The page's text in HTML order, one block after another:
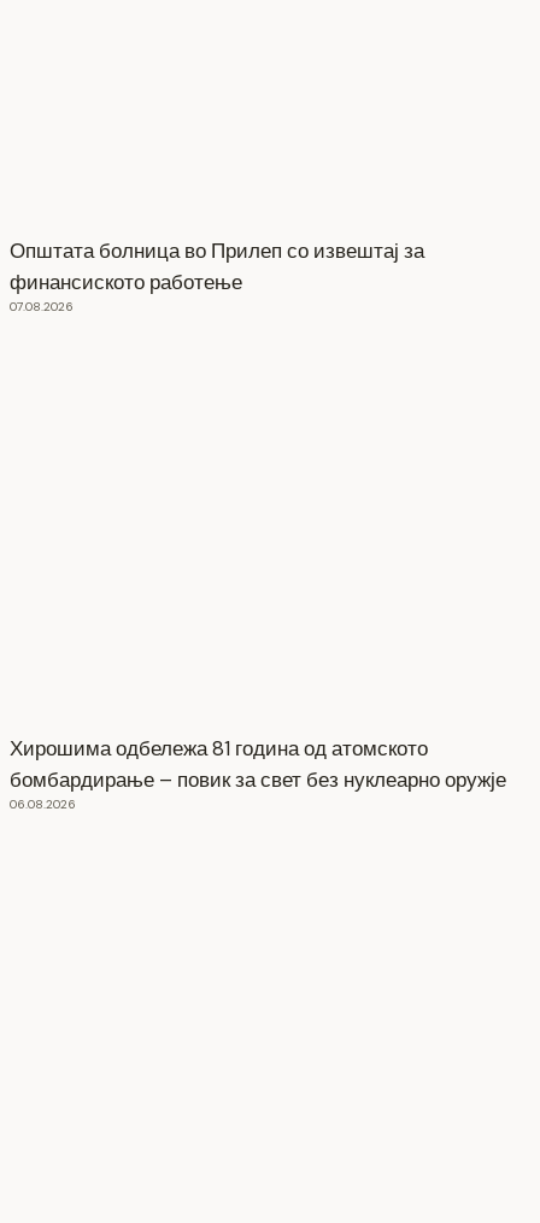
Општата болница во Прилеп со извештај за
финансиското работење
07.08.2026
Хирошима одбележа 81 година од атомското
бомбардирање – повик за свет без нуклеарно оружје
06.08.2026